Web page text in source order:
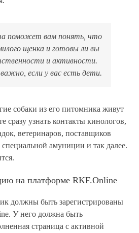
поможет вам понять, что
щенка и готовы ли вы
и активности.
если у вас есть дети.
собаки из его питомника живут
сразу узнать контакты кинологов,
ветеринаров, поставщиков
амуниции и так далее.
на платформе RKF.Online
должны быть зарегистрированы
У него должна быть
страница с активной